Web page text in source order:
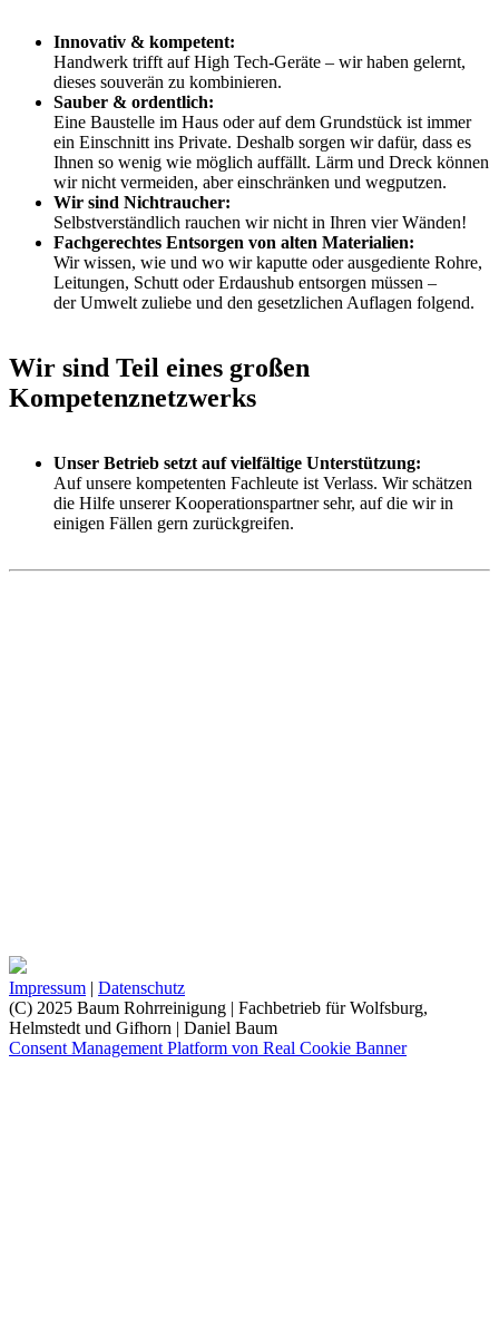
Innovativ & kompetent:
Handwerk trifft auf High Tech-Geräte – wir haben gelernt,
dieses souverän zu kombinieren.
Sauber & ordentlich:
Eine Baustelle im Haus oder auf dem Grundstück ist immer
ein Einschnitt ins Private. Deshalb sorgen wir dafür, dass es
Ihnen so wenig wie möglich auffällt. Lärm und Dreck können
wir nicht vermeiden, aber einschränken und wegputzen.
Wir sind Nichtraucher:
Selbstverständlich rauchen wir nicht in Ihren vier Wänden!
Fachgerechtes Entsorgen von alten Materialien:
Wir wissen, wie und wo wir kaputte oder ausgediente Rohre,
Leitungen, Schutt oder Erdaushub entsorgen müssen –
der Umwelt zuliebe und den gesetzlichen Auflagen folgend.
Wir sind Teil eines großen
Kompetenznetzwerks
Unser Betrieb setzt auf vielfältige Unterstützung:
Auf unsere kompetenten Fachleute ist Verlass. Wir schätzen
die Hilfe unserer Kooperationspartner sehr, auf die wir in
einigen Fällen gern zurückgreifen.
Impressum | Datenschutz
(C) 2025 Baum Rohrreinigung | Fachbetrieb für Wolfsburg,
Helmstedt und Gifhorn | Daniel Baum
Consent Management Platform von Real Cookie Banner